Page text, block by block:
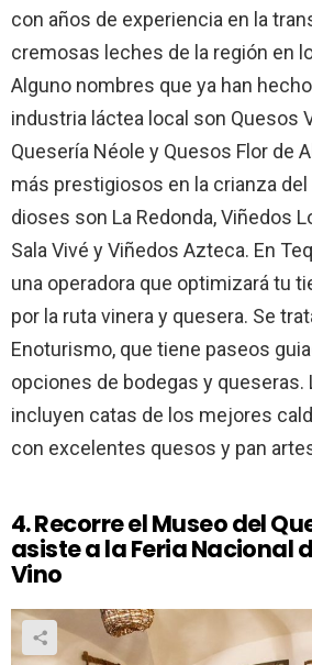
con años de experiencia en la
cremosas leches de la región en
Alguno nombres que ya han
industria láctea local son Quesos
Quesería Néole y Quesos Flor de
más prestigiosos en la crianza
dioses son La Redonda, Viñedos
Sala Vivé y Viñedos Azteca. En
una operadora que optimizará tu
por la ruta vinera y quesera. Se
Enoturismo, que tiene paseos
opciones de bodegas y queseras.
incluyen catas de los mejores
con excelentes quesos y pan
4. Recorre el Museo del
asiste a la Feria Nacional
Vino